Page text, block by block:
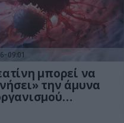
09:01
μπορεί να
την άμυνα